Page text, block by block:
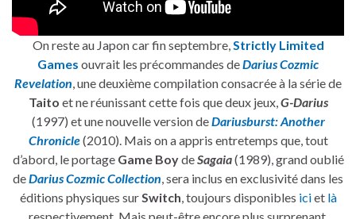
On reste au Japon car fin septembre,Strictly Limited
Games ouvrait les précommandes deDarius Cozmic
Revelation, une deuxième compilation consacrée à la série de
Taito et ne réunissant cette fois que deux jeux,G-Darius
(1997) et une nouvelle version deDariusburst: Another
Chronicle(2010). Mais on a appris entretemps que, tout
d’abord, le portage Game BoydeSagaia(1989), grand oublié
deDarius Cozmic Collection, sera inclus en exclusivité dans les
éditions physiques surSwitch, toujours disponibles iciet là